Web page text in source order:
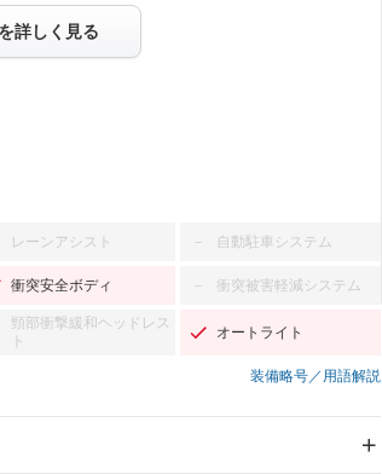
詳しく見る
レーンアシスト － 自動駐車システム
衝突安全ボディ － 衝突被害軽減システム
頸部衝撃緩和ヘッドレス
ト
オートライト
装備略号／用語解説